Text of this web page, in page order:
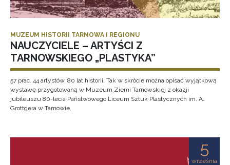
MUZEUM HISTORII TARNOWA I REGIONU
NAUCZYCIELE – ARTYŚCI Z
TARNOWSKIEGO „PLASTYKA”
57 prac. 44 artystów. 80 lat historii. Tak w skrócie można opisać wyjątkową
wystawę przygotowaną w Muzeum Ziemi Tarnowskiej z okazji
jubileuszu 80-lecia Państwowego Liceum Sztuk Plastycznych im. A.
Grottgera w Tarnowie.
5
września